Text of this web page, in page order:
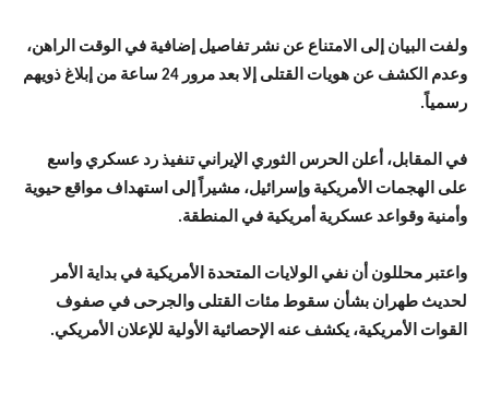
ولفت البيان إلى الامتناع عن نشر تفاصيل إضافية في الوقت الراهن،
وعدم الكشف عن هويات القتلى إلا بعد مرور 24 ساعة من إبلاغ ذويهم
رسمياً.
في المقابل، أعلن الحرس الثوري الإيراني تنفيذ رد عسكري واسع
على الهجمات الأمريكية وإسرائيل، مشيراً إلى استهداف مواقع حيوية
وأمنية وقواعد عسكرية أمريكية في المنطقة.
واعتبر محللون أن نفي الولايات المتحدة الأمريكية في بداية الأمر
لحديث طهران بشأن سقوط مئات القتلى والجرحى في صفوف
القوات الأمريكية، يكشف عنه الإحصائية الأولية للإعلان الأمريكي.